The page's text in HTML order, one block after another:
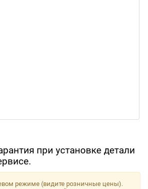
при установке детали
режиме (видите розничные цены).